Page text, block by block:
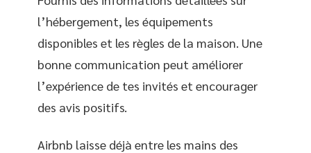
l’hébergement, les équipements
disponibles et les règles de la maison. Une
bonne communication peut améliorer
l’expérience de tes invités et encourager
des avis positifs.
Airbnb laisse déjà entre les mains des